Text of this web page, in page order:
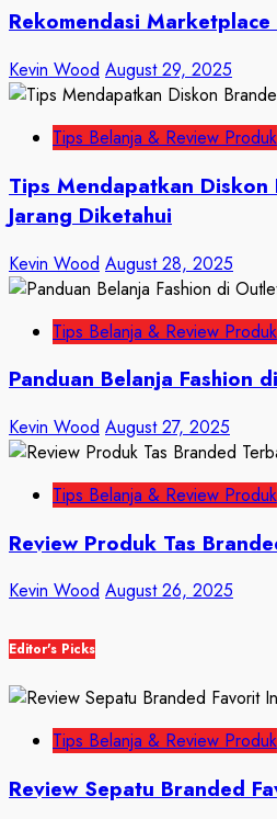
Rekomendasi
Kevin Wood August 29, 2025
Tips Belanja & Review Produk
Tips Mendapatkan Diskon
Jarang Diketahui
Kevin Wood August 28, 2025
Tips Belanja & Review Produk
Panduan Belanja Fashion
Kevin Wood August 27, 2025
Tips Belanja & Review Produk
Review Produk Tas
Kevin Wood August 26, 2025
Editor's Picks
Tips Belanja & Review Produk
Review Sepatu Branded